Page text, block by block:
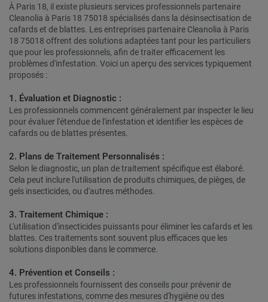
À Paris 18, il existe plusieurs services professionnels partenaire
Cleanolia à Paris 18 75018 spécialisés dans la désinsectisation de
cafards et de blattes. Les entreprises partenaire Cleanolia à Paris
18 75018 offrent des solutions adaptées tant pour les particuliers
que pour les professionnels, afin de traiter efficacement les
problèmes d'infestation. Voici un aperçu des services typiquement
proposés :
1. Évaluation et Diagnostic :
Les professionnels commencent généralement par inspecter le lieu
pour évaluer l'étendue de l'infestation et identifier les espèces de
cafards ou de blattes présentes.
2. Plans de Traitement Personnalisés :
Selon le diagnostic, un plan de traitement spécifique est élaboré.
Cela peut inclure l'utilisation de produits chimiques, de pièges, de
gels insecticides, ou d'autres méthodes.
3. Traitement Chimique :
L'utilisation d'insecticides puissants pour éliminer les cafards et les
blattes. Ces traitements sont souvent plus efficaces que les
solutions disponibles dans le commerce.
4. Prévention et Conseils :
Les professionnels fournissent des conseils pour prévenir de
futures infestations, comme des mesures d'hygiène ou des